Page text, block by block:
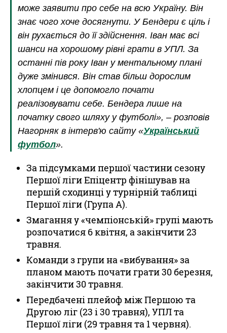
може заявити про себе на всю Україну. Він
знає чого хоче досягнути. У Бендери є ціль і
він рухається до її здійснення. Іван має всі
шанси на хорошому рівні грати в УПЛ. За
останні пів року Іван у ментальному плані
дуже змінився. Він став більш дорослим
хлопцем і це допомогло почати
реалізовувати себе. Бендера лише на
початку свого шляху у футболі», – розповів
Нагорняк в інтерв'ю сайту «Український
футбол».
За підсумками першої частини сезону
Першої ліги Епіцентр фінішував на
першій сходинці у турнірній таблиці
Першої ліги (Група А).
Змагання у «чемпіонській» групі мають
розпочатися 6 квітня, а закінчити 23
травня.
Команди з групи на «вибування» за
планом мають почати грати 30 березня,
закінчити 30 травня.
Передбачені плейоф між Першою та
Другою ліг (23 і 30 травня), УПЛ та
Першої ліги (29 травня та 1 червня).